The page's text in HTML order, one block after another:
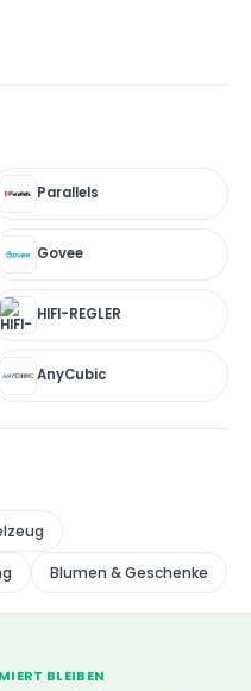
Parallels
Govee
HIFI-REGLER
AnyCubic
Blumen & Geschenke
BLEIBEN